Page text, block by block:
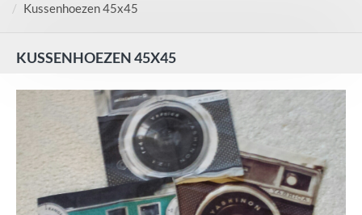
Kussenhoezen 45x45
KUSSENHOEZEN 45X45